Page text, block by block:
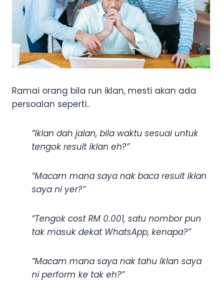
Ramai orang bila run iklan, mesti akan ada
persoalan seperti..
“Iklan dah jalan, bila waktu sesuai untuk
tengok result iklan eh?”
“Macam mana saya nak baca result iklan
saya ni yer?”
“Tengok cost RM 0.001, satu nombor pun
tak masuk dekat WhatsApp, kenapa?”
“Macam mana saya nak tahu iklan saya
ni perform ke tak eh?”